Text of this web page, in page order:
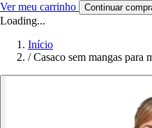
Ver meu carrinho Continuar
Loading...
Início
/ Casaco sem mangas para